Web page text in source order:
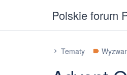
Polskie forum
chevron_right Tematy label